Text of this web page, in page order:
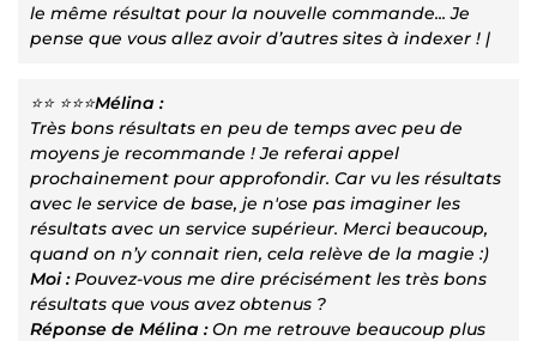
le même résultat pour la nouvelle commande... Je
pense que vous allez avoir d’autres sites à indexer ! |
⭐⭐ ⭐⭐⭐Mélina :
Très bons résultats en peu de temps avec peu de
moyens je recommande ! Je referai appel
prochainement pour approfondir. Car vu les résultats
avec le service de base, je n'ose pas imaginer les
résultats avec un service supérieur. Merci beaucoup,
quand on n’y connait rien, cela relève de la magie :)
Moi :Pouvez-vous me dire précisément les très bons
résultats que vous avez obtenus ?
Réponse de Mélina :On me retrouve beaucoup plus